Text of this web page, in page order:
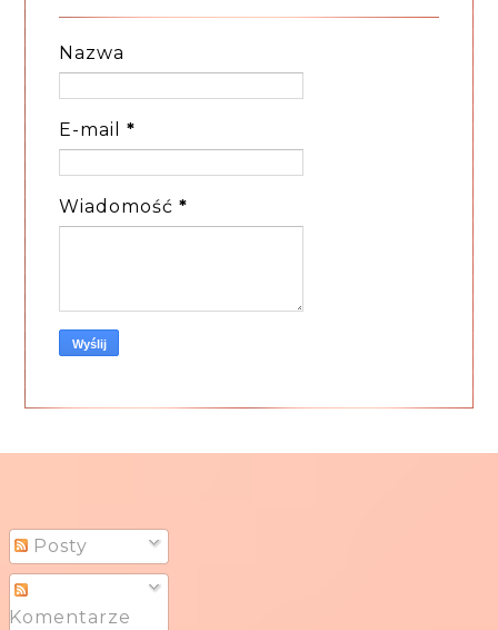
Nazwa
E-mail*
Wiadomość*
Posty
Komentarze